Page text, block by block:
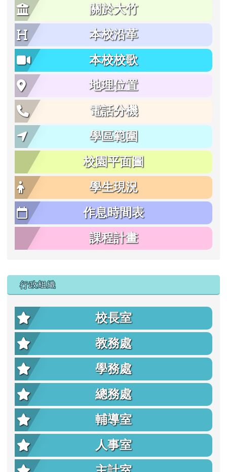
關於大竹
本校沿革
本校校歌
地理位置
電話分機
學區範圍
校園平面圖
學生現況
作息時間表
課程計畫
行政組織
校長室
教務處
學務處
總務處
輔導室
人事室